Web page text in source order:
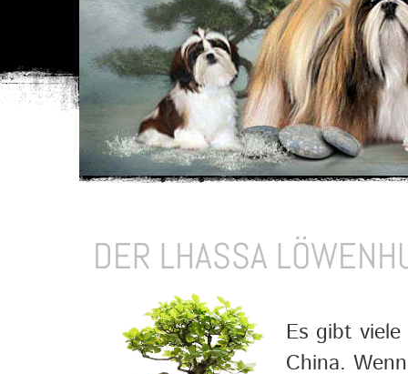
DER LHASSA
Es gibt
China.